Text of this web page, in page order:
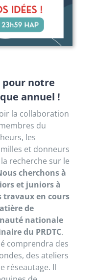
pour notre
annuel !
la collaboration
du
les
et donneurs
recherche sur le
cherchons à
et juniors à
travaux en cours
de
nationale
du PRDTC.
comprendra des
des ateliers
réseautage. Il